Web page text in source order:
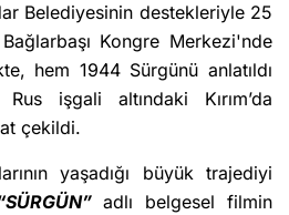
Belediyesinin destekleriyle 25
Kongre Merkezi'nde
hem 1944 Sürgünü anlatıldı
işgali altındaki Kırım’da
çekildi.
yaşadığı büyük trajediyi
adlı belgesel filmin